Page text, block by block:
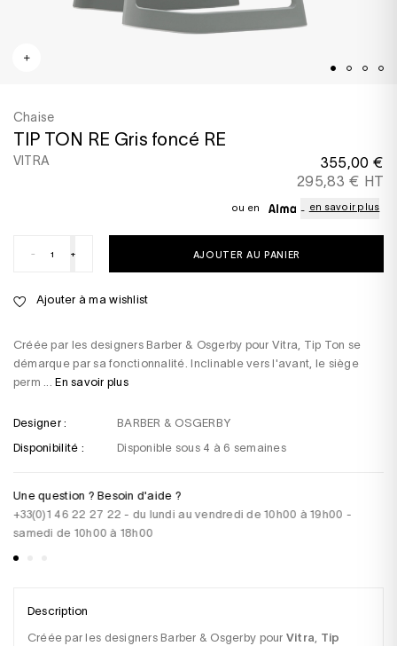
Chaise
TIP TON RE Gris foncé RE
VITRA
355,00 €
295,83 € HT
ou en en savoir plus
Créée par les designers Barber & Osgerby pour Vitra, Tip Ton se
démarque par sa fonctionnalité. Inclinable vers l'avant, le siège
perm ...En savoir plus
Designer :
BARBER & OSGERBY
Disponibilité :
Disponible sous 4 à 6 semaines
- + AJOUTER AU PANIER
Une question ? Besoin d'aide ?
+33(0)1 46 22 27 22 - du lundi au vendredi de 10h00 à 19h00 -
samedi de 10h00 à 18h00
Ajouter à ma wishlist
Description
Créée par les designers Barber & Osgerby pour Vitra, Tip